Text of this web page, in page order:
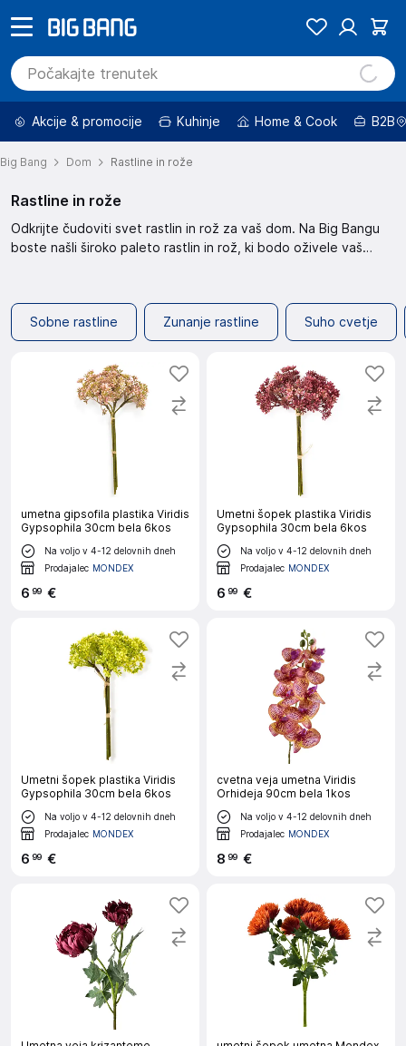
Akcije & promocije Kuhinje Home & Cook B2B
Big Bang Dom Rastline in rože
Rastline in rože
Odkrijte čudoviti svet rastlin in rož za vaš dom. Na Big Bangu
boste našli široko paleto rastlin in rož, ki bodo oživele vaš
rože, ki ustrezajo vašemu slogu in potrebam. Sobne rastline
Odkrijte čudovite
sobne rastline, ki osvežijo vaš dom. Filtrirajte
rezultate glede na ceno, znamko, razpoložljivost in druge
lastnosti. Izberite med različnimi možnostmi sortiranja, kot so
priporočamo, najhitrejše dostopno, najbolje ocenjeno, novejše
naprej in več. Preverite tudi znižane izdelke ali UAU cene.
Zunanje rastline Zunanje rastline
so idealne za popestritev
vašega vrta ali balkona. Izberite med različnimi vrstami in
ustvarite svoj osebni zeleni kotiček. Uživajte v naravi kar
doma. Suho cvetje
za dekoracijo doma. Uporabite
ga lahko za popestritev vašega prostora in ustvarite
edinstven ambient. Kot nalašč za različne aranžmaje in
ustvarjalne projekte. Umetne rastline in rože Oživite svoj dom
z našimi čudovitimi umetnimi rastlinami in rožami. Ponujamo vam
široko paleto umetnih rastlin in rož, ki so popolna alternativa za
sveže rastline, saj ne potrebujejo vzdrževanja. Izberite svojo
Sobne rastline Zunanje rastline Suho cvetje
umetna gipsofila plastika Viridis
Gypsophila 30cm bela 6kos
Na voljo v 4-12 delovnih dneh
Prodajalec MONDEX
6 99 €
Umetni šopek plastika Viridis
Gypsophila 30cm bela 6kos
Na voljo v 4-12 delovnih dneh
Prodajalec MONDEX
6 99 €
Umetni šopek plastika Viridis
Gypsophila 30cm bela 6kos
Na voljo v 4-12 delovnih dneh
Prodajalec MONDEX
6 99 €
cvetna veja umetna Viridis
Orhideja 90cm bela 1kos
Na voljo v 4-12 delovnih dneh
Prodajalec MONDEX
8 99 €